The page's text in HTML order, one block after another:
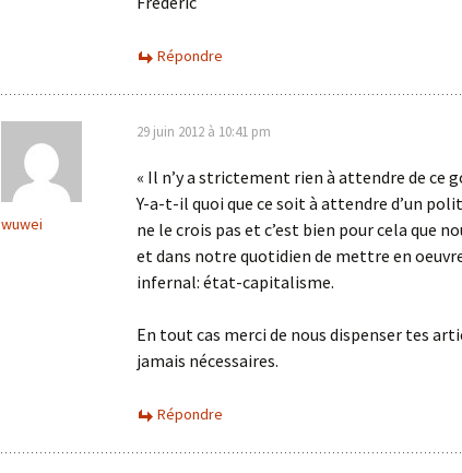
Répondre
wuwei
29 juin 2012 à 10:41 pm
« Il n’y a strictement rien à attendre de ce
Y-a-t-il quoi que ce soit à attendre d’un
ne le crois pas et c’est bien pour cela que
et dans notre quotidien de mettre en
infernal: état-capitalisme.
En tout cas merci de nous dispenser tes
jamais nécessaires.
Répondre